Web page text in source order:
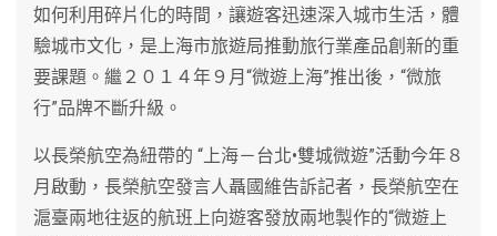
如何利用碎片化的時間，讓遊客迅速深入城市生活，體
驗城市文化，是上海市旅遊局推動旅行業產品創新的重
要課題。繼２０１４年９月“微遊上海”推出後，“微旅
行”品牌不斷升級。
以長榮航空為紐帶的 “上海－台北•雙城微遊”活動今年８
月啟動，長榮航空發言人聶國維告訴記者，長榮航空在
滬臺兩地往返的航班上向遊客發放兩地製作的“微遊上